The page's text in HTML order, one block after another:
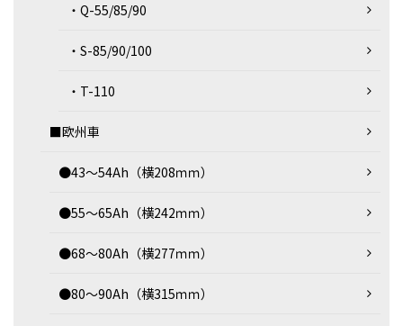
・Q-55/85/90
・S-85/90/100
・T-110
■欧州車
●43～54Ah（横208ｍｍ）
●55～65Ah（横242ｍｍ）
●68～80Ah（横277ｍｍ）
●80～90Ah（横315ｍｍ）